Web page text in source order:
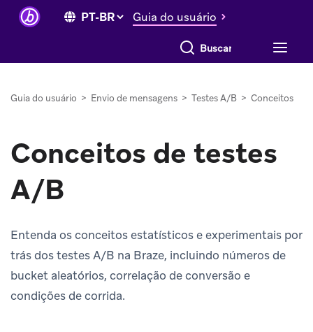
Guia do usuário
Buscar tudo
Guia do usuário > Envio de mensagens > Testes A/B > Conceitos
Conceitos de testes
A/B
Entenda os conceitos estatísticos e experimentais por
trás dos testes A/B na Braze, incluindo números de
bucket aleatórios, correlação de conversão e
condições de corrida.